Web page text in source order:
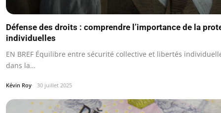
Défense des droits : comprendre l’importance de la
individuelles
EN BREF Équilibre entre sécurité collective et libertés
dans la…
Kévin Roy 30 juillet 2025